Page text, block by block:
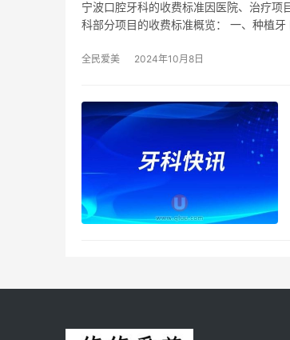
宁波口腔牙科的收费标准因医院、治疗
科部分项目的收费标准概览： 一、种植
全民爱美 2024年10月8日